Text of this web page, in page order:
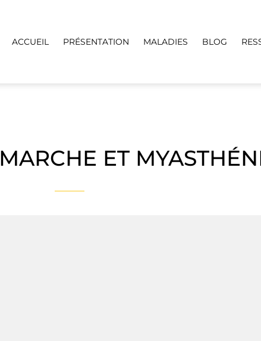
ACCUEIL PRÉSENTATION MALADIES BLOG
MARCHE ET